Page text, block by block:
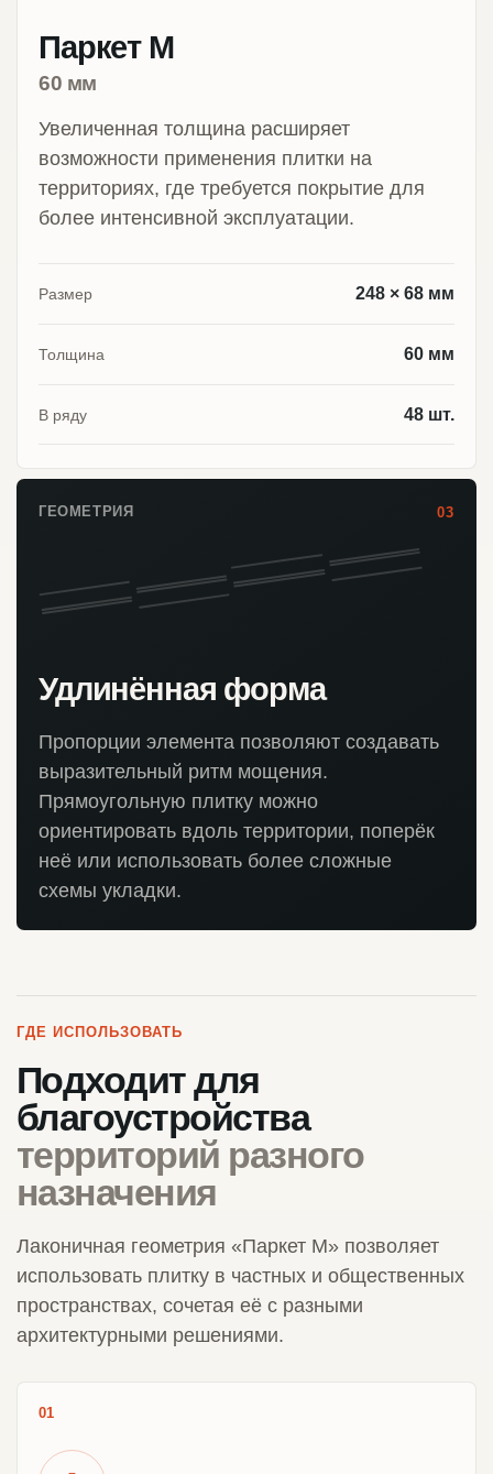
Паркет М
60 мм
Увеличенная толщина расширяет
возможности применения плитки на
территориях, где требуется покрытие для
более интенсивной эксплуатации.
Размер 248 × 68 мм
Толщина 60 мм
В ряду 48 шт.
ГЕОМЕТРИЯ 03
Удлинённая форма
Пропорции элемента позволяют создавать
выразительный ритм мощения.
Прямоугольную плитку можно
ориентировать вдоль территории, поперёк
неё или использовать более сложные
схемы укладки.
ГДЕ ИСПОЛЬЗОВАТЬ
Подходит для
благоустройства
территорий разного
назначения
Лаконичная геометрия «Паркет М» позволяет
использовать плитку в частных и общественных
пространствах, сочетая её с разными
архитектурными решениями.
01